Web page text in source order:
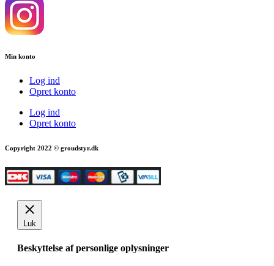
Min konto
Log ind
Opret konto
Log ind
Opret konto
Copyright 2022 © groudstyr.dk
Luk
Beskyttelse af personlige oplysninger